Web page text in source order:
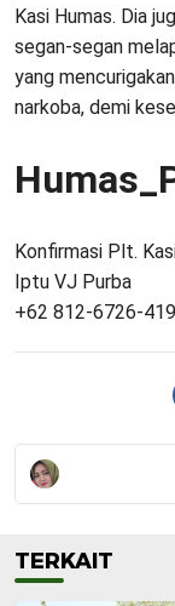
Kasi Humas. Dia
segan-segan
yang
narkoba, demi
Konfirmasi Plt.
Iptu VJ Purba
+62 812-6726-
TERKAIT